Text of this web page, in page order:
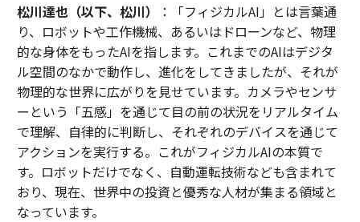
松川達也（以下、松川）
：「フィジカルAI」とは言葉通
り、ロボットや工作機械、あるいはドローンなど、物理
的な身体をもったAIを指します。これまでのAIはデジタ
ル空間のなかで動作し、進化をしてきましたが、それが
物理的な世界に広がりを見せています。カメラやセンサ
ーという「五感」を通じて目の前の状況をリアルタイム
で理解、自律的に判断し、それぞれのデバイスを通じて
アクションを実行する。これがフィジカルAIの本質で
す。ロボットだけでなく、自動運転技術なども含まれて
おり、現在、世界中の投資と優秀な人材が集まる領域と
なっています。